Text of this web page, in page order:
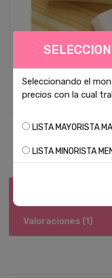
Valoraciones (1)
Seleccionando el
precios con la cual
LISTA MAYORISTA
LISTA MINORISTA